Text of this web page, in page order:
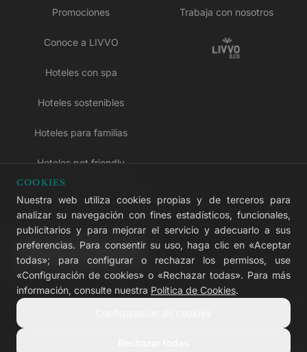
Promociones
Conoce a LIVVO
Hoteles con spa
Hoteles sostenibles
Hoteles para familias
Hoteles pet friendly
Hoteles todo incluido
Trabaja con nosotros
COOKIES
Nuestra web utiliza cookies propias y de terceros para
analizar su navegación con fines estadísticos, funcionales,
publicitarios y para mejorar el servicio y adecuarlo a sus
preferencias. Para consentir su uso, haga clic en «Aceptar
todas»; para configurar o rechazar los permisos, use
«Configuración de cookies» o «Rechazar todas». Para más
información, consulte nuestra Política de Cookies.